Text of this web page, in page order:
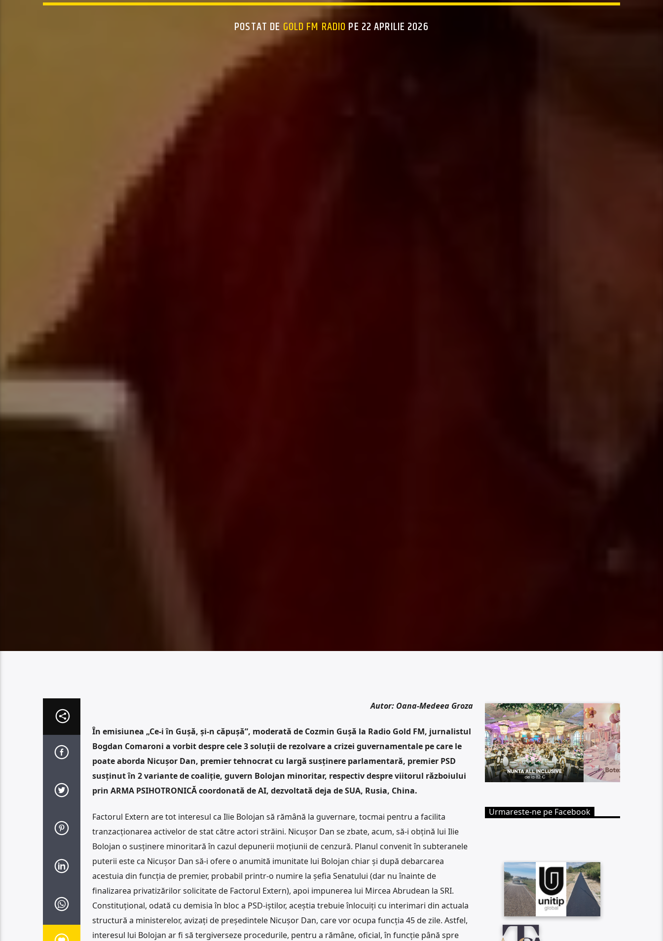
POSTAT DE GOLD FM RADIO PE 22 APRILIE 2026
Autor: Oana-Medeea Groza
În emisiunea „Ce-i în Gușă, și-n căpușă”, moderată de Cozmin Gușă la Radio Gold FM, jurnalistul
Bogdan Comaroni a vorbit despre cele 3 soluții de rezolvare a crizei guvernamentale pe care le
poate aborda Nicușor Dan, premier tehnocrat cu largă susținere parlamentară, premier PSD
susținut în 2 variante de coaliție, guvern Bolojan minoritar, respectiv despre viitorul războiului
prin ARMA PSIHOTRONICĂ coordonată de AI, dezvoltată deja de SUA, Rusia, China.
Factorul Extern are tot interesul ca Ilie Bolojan să rămână la guvernare, tocmai pentru a facilita
tranzacționarea activelor de stat către actori străini. Nicușor Dan se zbate, acum, să-i obțină lui Ilie
Bolojan o susținere minoritară în cazul depunerii moțiunii de cenzură. Planul convenit în subteranele
puterii este ca Nicușor Dan să-i ofere o anumită imunitate lui Bolojan chiar și după debarcarea
acestuia din funcția de premier, probabil printr-o numire la șefia Senatului (dar nu înainte de
finalizarea privatizărilor solicitate de Factorul Extern), apoi impunerea lui Mircea Abrudean la SRI.
Constituțional, odată cu demisia în bloc a PSD-iștilor, aceștia trebuie înlocuiți cu interimari din actuala
structură a ministerelor, avizați de președintele Nicușor Dan, care vor ocupa funcția 45 de zile. Astfel,
interesul lui Bolojan ar fi să tergiverseze procedurile, pentru a rămâne, oficial, în funcție până spre
Urmareste-ne pe Facebook